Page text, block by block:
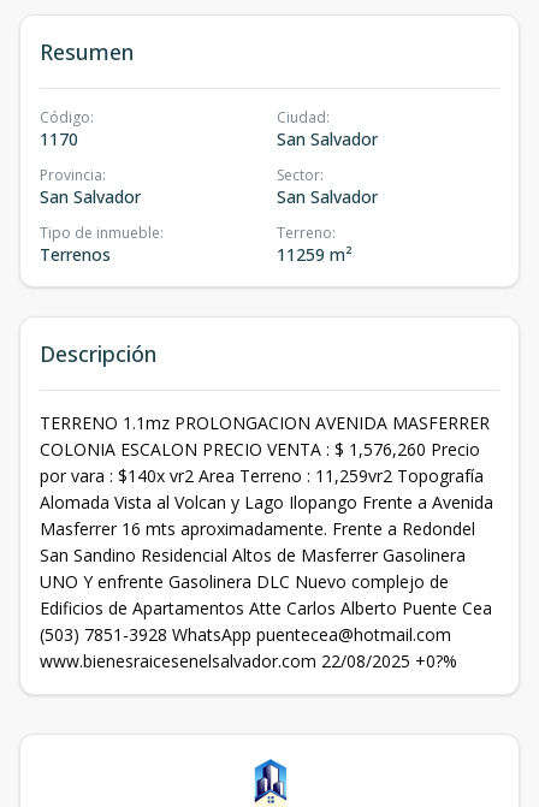
Resumen
Código:
1170
Ciudad:
San Salvador
Provincia:
San Salvador
Sector:
San Salvador
Tipo de inmueble:
Terrenos
Terreno:
11259 m²
Descripción
TERRENO 1.1mz PROLONGACION AVENIDA MASFERRER
COLONIA ESCALON PRECIO VENTA : $ 1,576,260 Precio
por vara : $140x vr2 Area Terreno : 11,259vr2 Topografía
Alomada Vista al Volcan y Lago Ilopango Frente a Avenida
Masferrer 16 mts aproximadamente. Frente a Redondel
San Sandino Residencial Altos de Masferrer Gasolinera
UNO Y enfrente Gasolinera DLC Nuevo complejo de
Edificios de Apartamentos Atte Carlos Alberto Puente Cea
(503) 7851-3928 WhatsApp puentecea@hotmail.com
www.bienesraicesenelsalvador.com 22/08/2025 +0?%